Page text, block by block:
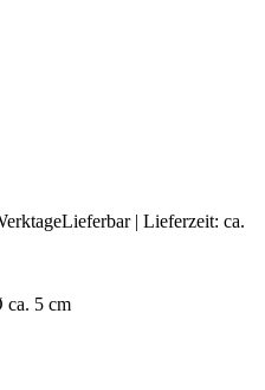
Lieferbar | Lieferzeit: ca.
ca. 5 cm